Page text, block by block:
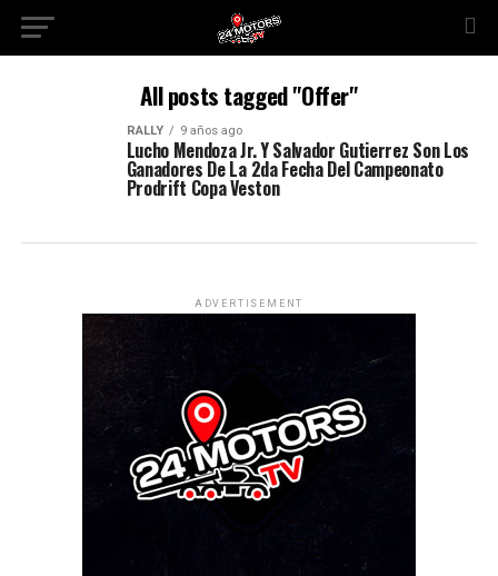
All posts tagged "Offer"
RALLY 9 años ago
Lucho Mendoza Jr. Y Salvador Gutierrez Son Los
Ganadores De La 2da Fecha Del Campeonato
Prodrift Copa Veston
ADVERTISEMENT